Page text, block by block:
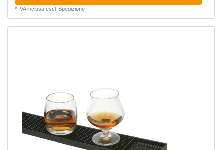
* IVA inclusaescl. Spedizione